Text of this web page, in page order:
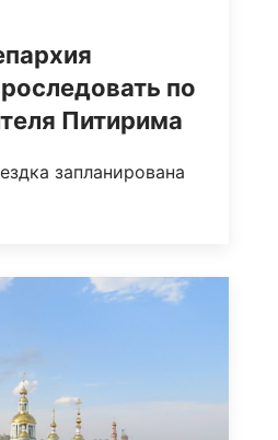
по
Питирима
запланирована